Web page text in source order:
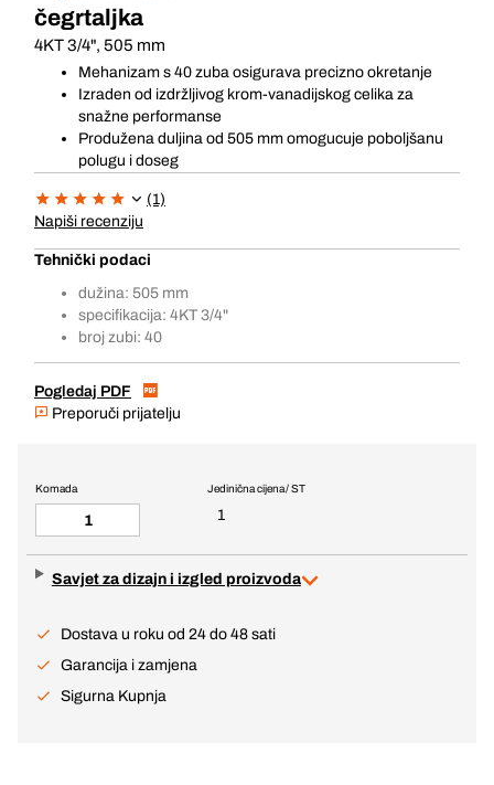
čegrtaljka
4KT 3/4", 505 mm
Mehanizam s 40 zuba osigurava precizno okretanje
Izraden od izdržljivog krom-vanadijskog celika za
snažne performanse
Produžena duljina od 505 mm omogucuje poboljšanu
polugu i doseg
(1)
Napiši recenziju
Tehnički podaci
dužina: 505 mm
specifikacija: 4KT 3/4"
broj zubi: 40
Pogledaj PDF
Preporuči prijatelju
Jedinična cijena / ST
1
Komada
Savjet za dizajn i izgled proizvoda
Dostava u roku od 24 do 48 sati
Garancija i zamjena
Sigurna Kupnja